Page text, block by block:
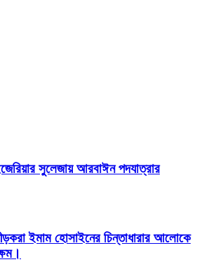
সুলেজায় আরবাঈন পদযাত্রার
ইমাম হোসাইনের চিন্তাধারার আলোকে